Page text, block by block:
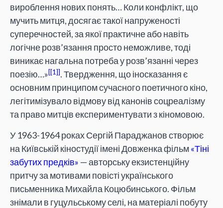
вироблення нових понять… Коли конфлікт, що
мучить митця, досягає такої напруженості
суперечностей, за якої практичне або навіть
логічне розв’язання просто неможливе, тоді
виникає нагальна потреба у розв’язанні через
поезію…» [1] . Твердження, що іносказання є
основним принципом сучасного поетичного кіно,
легітимізувало відмову від канонів соцреалізму
та право митців експериментувати з кіномовою.
У 1963-1964 роках Сергій Параджанов створює
на Київській кіностудії імені Довженка фільм«Тіні
забутих предків» — авторську екзистенційну
притчу за мотивами повісті українського
письменника Михайла Коцюбинського. Фільм
знімали в гуцульському селі, на матеріалі побуту